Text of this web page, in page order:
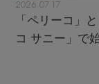
ポーチ
HOT STYLE
2026.07.17
「ペリーコ」
コ サニー」で